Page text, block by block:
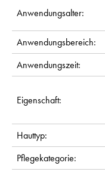
Anwendungsalter:
Anwendungsbereich:
Anwendungszeit:
Eigenschaft:
Hauttyp:
Pflegekategorie: